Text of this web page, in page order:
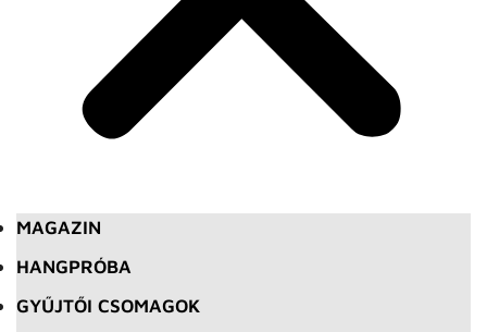
MAGAZIN
HANGPRÓBA
GYŰJTŐI CSOMAGOK